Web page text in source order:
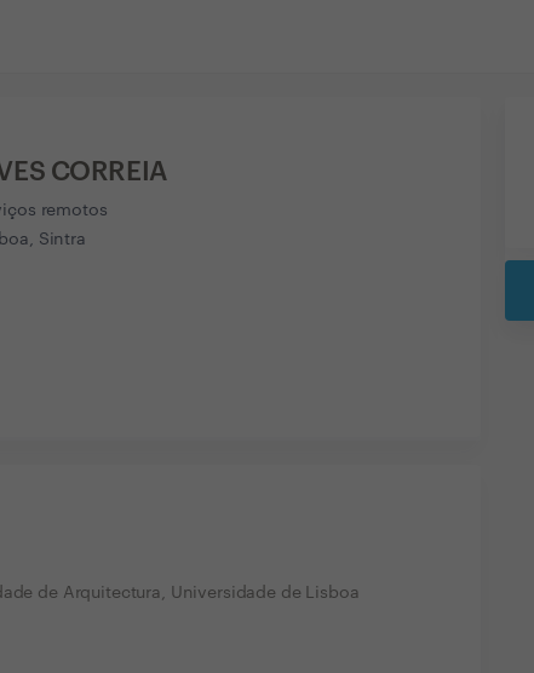
CORREIA
remotos
Sintra
de Arquitectura, Universidade de Lisboa